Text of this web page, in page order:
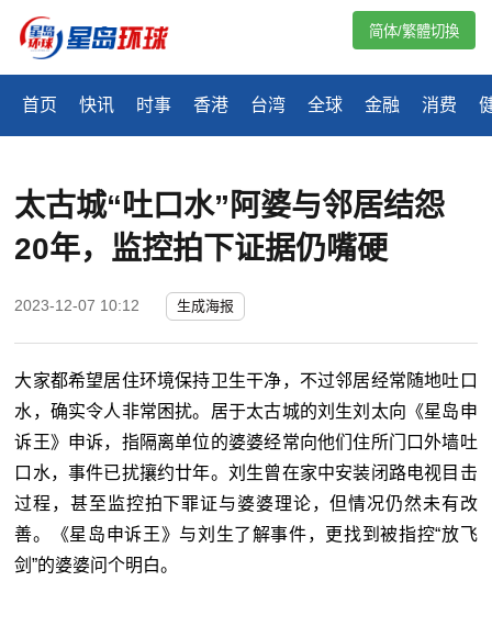
首页 快讯 时事 香港 台湾 全球 金融 消费
简体/繁體切換
太古城“吐口水”阿婆与邻居结怨
20年，监控拍下证据仍嘴硬
2023-12-07 10:12 生成海报
大家都希望居住环境保持卫生干净，不过邻居经常随地吐口
水，确实令人非常困扰。居于太古城的刘生刘太向《星岛申
诉王》申诉，指隔离单位的婆婆经常向他们住所门口外墙吐
口水，事件已扰攘约廿年。刘生曾在家中安装闭路电视目击
过程，甚至监控拍下罪证与婆婆理论，但情况仍然未有改
善。《星岛申诉王》与刘生了解事件，更找到被指控“放飞
剑”的婆婆问个明白。